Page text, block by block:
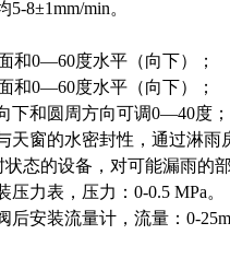
8±1mm/min。
和0—60度水平（向下）；
和0—60度水平（向下）；
下和圆周方向可调0—40度；
天窗的水密封性，通过淋
态的设备，对可能漏雨的
压力表，压力：0-0.5 MPa。
后安装流量计，流量：0-